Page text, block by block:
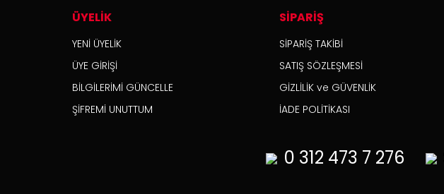
ÜYELİK
YENİ ÜYELİK
ÜYE GİRİŞİ
BİLGİLERİMİ GÜNCELLE
ŞİFREMİ UNUTTUM
SİPARİŞ
SİPARİŞ TAKİBİ
SATIŞ SÖZLEŞMESİ
GİZLİLİK ve GÜVENLİK
İADE POLİTİKASI
0 312 473 7 276